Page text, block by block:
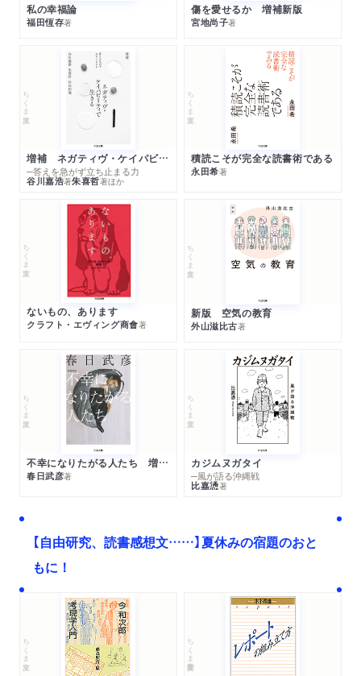
私の幸福論
福田恆存著
傷を愛せるか 増補新版
宮地尚子著
ちくま文庫
増補 ネガティヴ・ケイパビリティで生きる
─答えを急がず立ち止まる力
谷川嘉浩著朱喜哲著ほか
ちくま文庫
積読こそが完全な読書術である
永田希著
ちくま文庫
ないもの、あります
クラフト・エヴィング商會著
ちくま文庫
新版 空気の教育
外山滋比古著
ちくま文庫
不幸になりたがる人たち 増補新版
春日武彦著
ちくま文庫
カジムヌガタイ
─風が語る沖縄戦
比嘉慂著
【自由研究、読書感想文……】夏休みの宿題のおと
もに！
ちくま文庫 ちくま学芸文庫